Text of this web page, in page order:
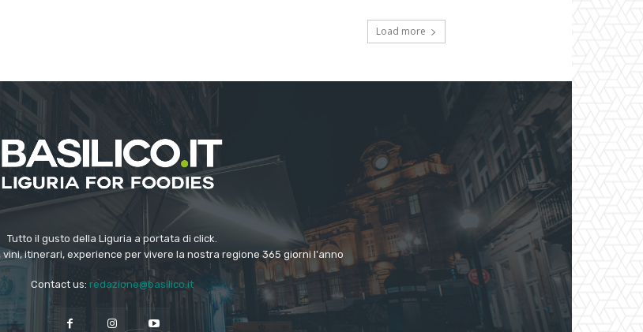
Load more
Tutto il gusto della Liguria a portata di click.
itinerari, experience per vivere la nostra regione 365 giorni l'anno
Contact us: redazione@basilico.it